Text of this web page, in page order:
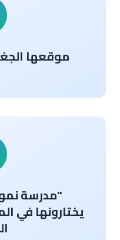
موقعها
"مدرسة
يختارونها في